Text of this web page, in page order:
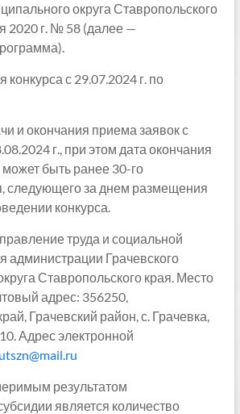
округа Ставропольского
2020 г. № 58 (далее —
с 29.07.2024 г. по
и окончания приема заявок с
г., при этом дата окончания
быть ранее 30-го
следующего за днем размещения
конкурса.
труда и социальной
администрации Грачевского
Ставропольского края. Место
адрес: 356250,
Грачевский район, с. Грачевка,
Адрес электронной
результатом
является количество